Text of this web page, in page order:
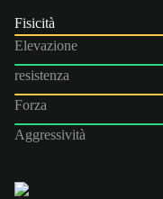
Fisicità
Elevazione
resistenza
Forza
Aggressività